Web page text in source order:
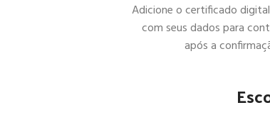
Adicione o certificado
com seus dados para
após a